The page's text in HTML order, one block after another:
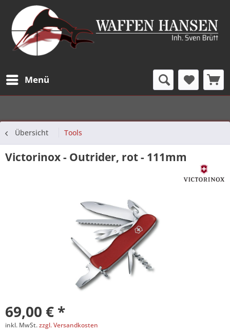
Menü
Übersicht Tools
Victorinox - Outrider, rot - 111mm
69,00 € *
inkl. MwSt.zzgl. Versandkosten